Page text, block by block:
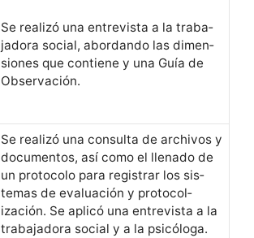
Se real­izó una entre­vista a la tra­ba­
jado­ra social, abor­dan­do las dimen­
siones que con­tiene y una Guía de
Observación.
Se real­izó una con­sul­ta de archivos y
doc­u­men­tos, así como el llena­do de
un pro­to­co­lo para reg­is­trar los sis­
temas de eval­u­ación y pro­to­col­
ización. Se aplicó una entre­vista a la
tra­ba­jado­ra social y a la psicóloga.